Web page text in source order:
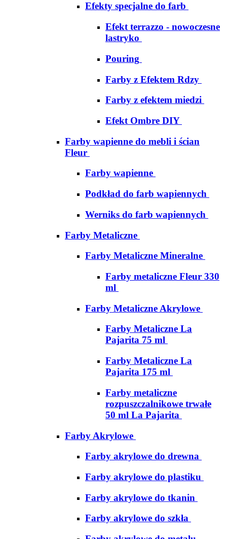
Efekty specjalne do farb
Efekt terrazzo - nowoczesne
lastryko
Pouring
Farby z Efektem Rdzy
Farby z efektem miedzi
Efekt Ombre DIY
Farby wapienne do mebli i ścian
Fleur
Farby wapienne
Podkład do farb wapiennych
Werniks do farb wapiennych
Farby Metaliczne
Farby Metaliczne Mineralne
Farby metaliczne Fleur 330
ml
Farby Metaliczne Akrylowe
Farby Metaliczne La
Pajarita 75 ml
Farby Metaliczne La
Pajarita 175 ml
Farby metaliczne
rozpuszczalnikowe trwałe
50 ml La Pajarita
Farby Akrylowe
Farby akrylowe do drewna
Farby akrylowe do plastiku
Farby akrylowe do tkanin
Farby akrylowe do szkła